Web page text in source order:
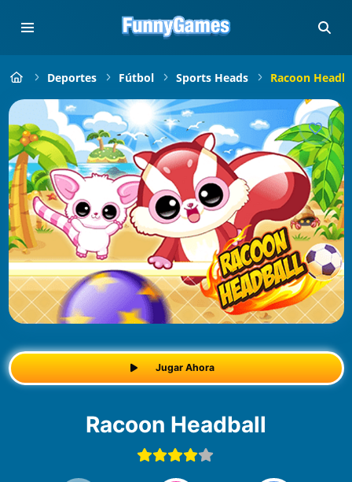
Deportes Fútbol Sports Heads Racoon
Jugar Ahora
Racoon Headball